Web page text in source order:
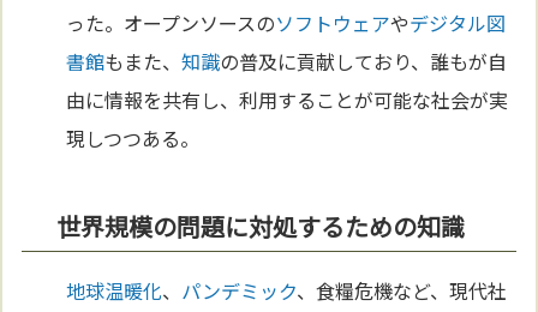
った。オープンソースのソフトウェアやデジタル図
書館もまた、知識の普及に貢献しており、誰もが自
由に情報を共有し、利用することが可能な社会が実
現しつつある。
世界規模の問題に対処するための知識
地球温暖化、 パンデミック、食糧危機など、現代社